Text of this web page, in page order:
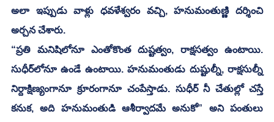
అలా ఇప్పుడు వాళ్లు ధవళేశ్వరం వచ్చి, హనుమంతుణ్ణి దర్శించి
అర్చన చేశారు.
“ప్రతి మనిషిలోనూ ఎంతోకొంత దుష్టత్వం, రాక్షసత్వం ఉంటాయి.
సుధీర్‌లోనూ ఉండే ఉంటాయి. హనుమంతుడు దుష్టుల్నీ, రాక్షసుల్నీ
నిర్దాక్షిణ్యంగానూ క్రూరంగానూ చంపేస్తాడు. సుధీర్ నీ చేతుల్లో చస్తే
కనుక, అది హనుమంతుడి ఆశీర్వాదమే అనుకో” అని పంతులు